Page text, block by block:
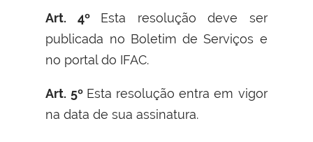
Art. 4º Esta resolução deve ser
publicada no Boletim de Serviços e
no portal do IFAC.
Art. 5º Esta resolução entra em vigor
na data de sua assinatura.